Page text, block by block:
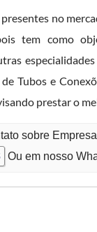
no
tem como
Tubos e
prestar o
sobre
Ou em nosso